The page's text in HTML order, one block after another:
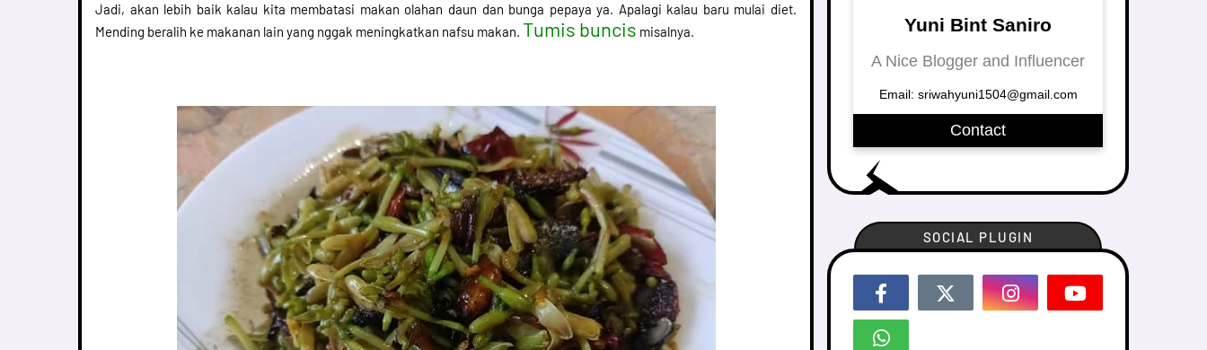
Jadi, akan lebih baik kalau kita membatasi makan olahan daun dan bunga pepaya ya. Apalagi kalau baru mulai diet.
Mending beralih ke makanan lain yang nggak meningkatkan nafsu makan. Tumis buncis misalnya. Yuni Bint Saniro
A Nice Blogger and Influencer
Email: sriwahyuni1504@gmail.com
Contact
SOCIAL PLUGIN